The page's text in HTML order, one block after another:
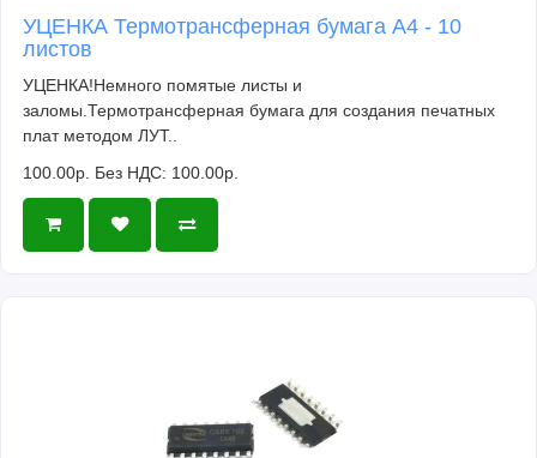
УЦЕНКА Термотрансферная бумага А4 - 10
листов
УЦЕНКА!Немного помятые листы и
заломы.Термотрансферная бумага для создания печатных
плат методом ЛУТ..
100.00р. Без НДС: 100.00р.